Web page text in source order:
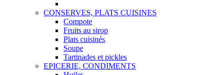
CONSERVES, PLATS CUISINES
Compote
Fruits au sirop
Plats cuisinés
Soupe
Tartinades et pickles
EPICERIE, CONDIMENTS